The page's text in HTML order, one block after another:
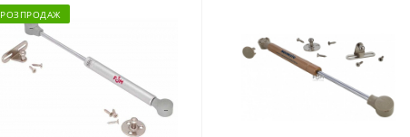
РОЗПРОДАЖ